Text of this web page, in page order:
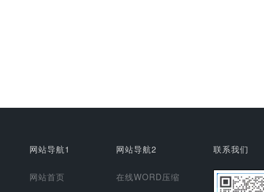
网站导航1
网站首页
网站导航2
在线WORD压缩
联系我们